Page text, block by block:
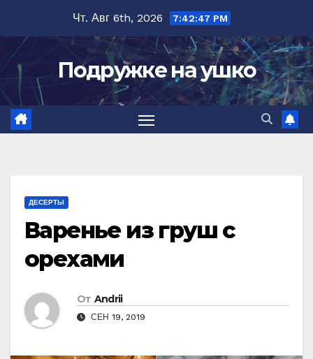
содержимому
Чт. Авг 6th, 2026 7:42:48 PM
Подружке на ушко
ДЕСЕРТЫ
Варенье из груш с
орехами
От Andrii
СЕН 19, 2019